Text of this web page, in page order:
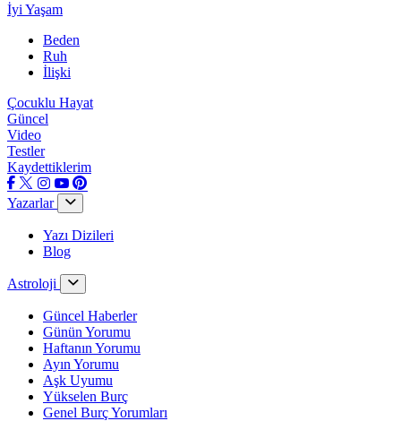
İyi Yaşam
Beden
Ruh
İlişki
Çocuklu Hayat
Güncel
Video
Testler
Kaydettiklerim
Yazarlar
Yazı Dizileri
Blog
Astroloji
Güncel Haberler
Günün Yorumu
Haftanın Yorumu
Ayın Yorumu
Aşk Uyumu
Yükselen Burç
Genel Burç Yorumları